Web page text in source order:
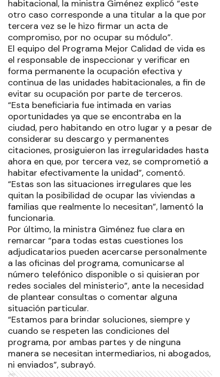
habitacional, la ministra Giménez explicó “este
otro caso corresponde a una titular a la que por
tercera vez se le hizo firmar un acta de
compromiso, por no ocupar su módulo”.
El equipo del Programa Mejor Calidad de vida es
el responsable de inspeccionar y verificar en
forma permanente la ocupación efectiva y
continua de las unidades habitacionales, a fin de
evitar su ocupación por parte de terceros.
“Esta beneficiaria fue intimada en varias
oportunidades ya que se encontraba en la
ciudad, pero habitando en otro lugar y a pesar de
considerar su descargo y permanentes
citaciones, prosiguieron las irregularidades hasta
ahora en que, por tercera vez, se comprometió a
habitar efectivamente la unidad”, comentó.
“Estas son las situaciones irregulares que les
quitan la posibilidad de ocupar las viviendas a
familias que realmente lo necesitan”, lamentó la
funcionaria.
Por último, la ministra Giménez fue clara en
remarcar “para todas estas cuestiones los
adjudicatarios pueden acercarse personalmente
a las oficinas del programa, comunicarse al
número telefónico disponible o si quisieran por
redes sociales del ministerio”, ante la necesidad
de plantear consultas o comentar alguna
situación particular.
“Estamos para brindar soluciones, siempre y
cuando se respeten las condiciones del
programa, por ambas partes y de ninguna
manera se necesitan intermediarios, ni abogados,
ni enviados”, subrayó.
Ads